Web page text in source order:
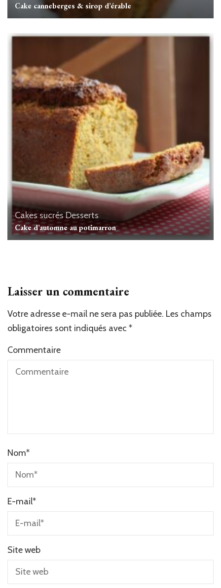
Cake canneberges & sirop d’érable
Cakes sucrés Desserts
Cake d’automne au potimarron
Laisser un commentaire
Votre adresse e-mail ne sera pas publiée. Les champs
obligatoires sont indiqués avec *
Commentaire
Nom*
E-mail*
Site web